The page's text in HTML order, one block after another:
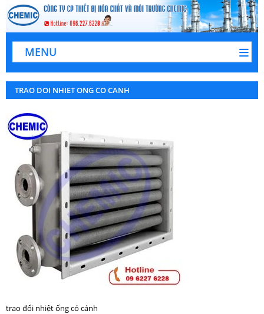
MENU
TRAO DOI NHIET ONG CO CANH
trao đổi nhiệt ống có cánh